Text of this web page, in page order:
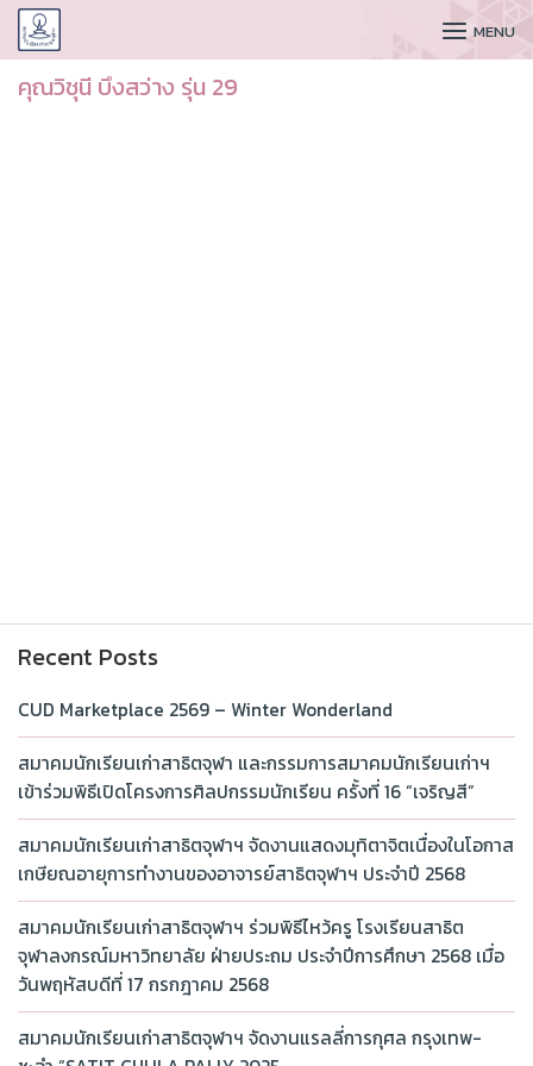
CUDAA MENU
คุณวิชุนี บึงสว่าง รุ่น 29
Recent Posts
CUD Marketplace 2569 – Winter Wonderland
สมาคมนักเรียนเก่าสาธิตจุฬา และกรรมการสมาคมนักเรียนเก่าฯ
เข้าร่วมพิธีเปิดโครงการศิลปกรรมนักเรียน ครั้งที่ 16 “เจริญสี”
สมาคมนักเรียนเก่าสาธิตจุฬาฯ จัดงานแสดงมุทิตาจิตเนื่องในโอกาส
เกษียณอายุการทำงานของอาจารย์สาธิตจุฬาฯ ประจำปี 2568
สมาคมนักเรียนเก่าสาธิตจุฬาฯ ร่วมพิธีไหว้ครู โรงเรียนสาธิต
จุฬาลงกรณ์มหาวิทยาลัย ฝ่ายประถม ประจำปีการศึกษา 2568 เมื่อ
วันพฤหัสบดีที่ 17 กรกฎาคม 2568
สมาคมนักเรียนเก่าสาธิตจุฬาฯ จัดงานแรลลี่การกุศล กรุงเทพ-